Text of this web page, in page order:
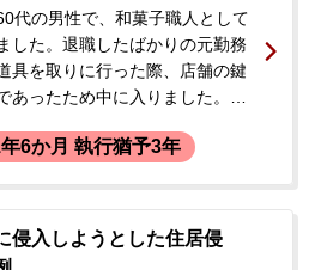
代の男性で、和菓子職人として
した。退職したばかりの元勤務
具を取りに行った際、店舗の鍵
あったため中に入りました。そ
円を盗んでしまいました。事件
逮捕の翌日、当事者のご子息か
避けたい」とのことでお電話に
6か月 執行猶予3年
侵入しようとした住居侵